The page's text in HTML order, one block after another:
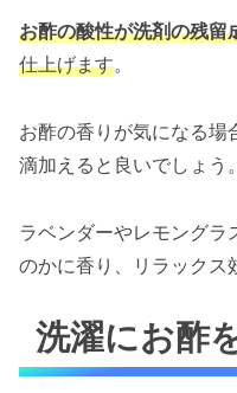
お酢の酸性が洗剤の残留
仕上げます。
お酢の香りが気になる場
滴加えると良いでしょう。
ラベンダーやレモングラ
のかに香り、リラックス
洗濯にお酢